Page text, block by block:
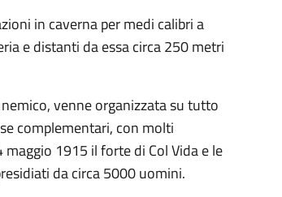
in caverna per medi calibri a
e distanti da essa circa 250 metri
venne organizzata su tutto
complementari, con molti
1915 il forte di Col Vida e le
da circa 5000 uomini.